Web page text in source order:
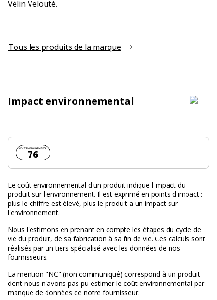
Vélin Velouté.
Tous les produits de la marque
Impact environnemental
Coût environnemental :
76
Le coût environnemental d'un produit indique l'impact du
produit sur l'environnement. Il est exprimé en points d'impact :
plus le chiffre est élevé, plus le produit a un impact sur
l'environnement.
Nous l'estimons en prenant en compte les étapes du cycle de
vie du produit, de sa fabrication à sa fin de vie. Ces calculs sont
réalisés par un tiers spécialisé avec les données de nos
fournisseurs.
La mention "NC" (non communiqué) correspond à un produit
dont nous n'avons pas pu estimer le coût environnemental par
manque de données de notre fournisseur.